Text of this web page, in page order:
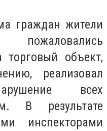
граждан жители
торговый объект,
реализовал
всех
В результате
инспекторами